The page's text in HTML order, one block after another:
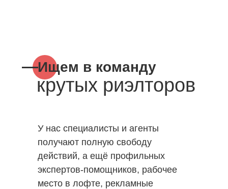
Ищем в команду
У нас специалисты и агенты
получают полную свободу
действий, а ещё профильных
экспертов-помощников, рабочее
место в лофте, рекламные
крутых риэлторов